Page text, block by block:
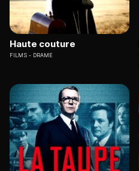
Haute couture
FILMS DRAME